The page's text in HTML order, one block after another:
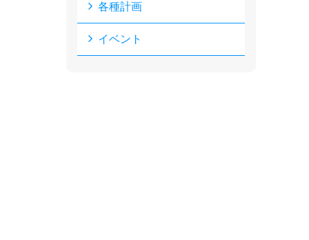
各種計画
イベント